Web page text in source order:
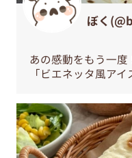
ぼく
あの感動をもう一
「ビエネッタ風アイ